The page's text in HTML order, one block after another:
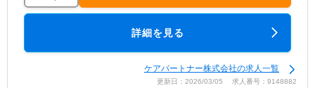
詳細を見る
ケアパートナー株式会社の求人一覧
更新日：2026/03/05 求人番号：9148882